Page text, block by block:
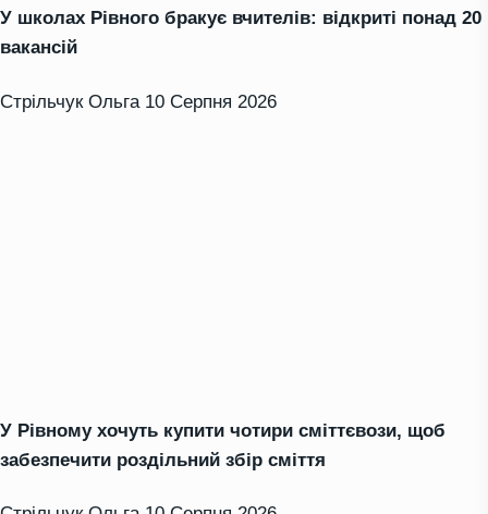
У школах Рівного бракує вчителів: відкриті понад 20
вакансій
Стрільчук Ольга 10 Серпня 2026
У Рівному хочуть купити чотири сміттєвози, щоб
забезпечити роздільний збір сміття